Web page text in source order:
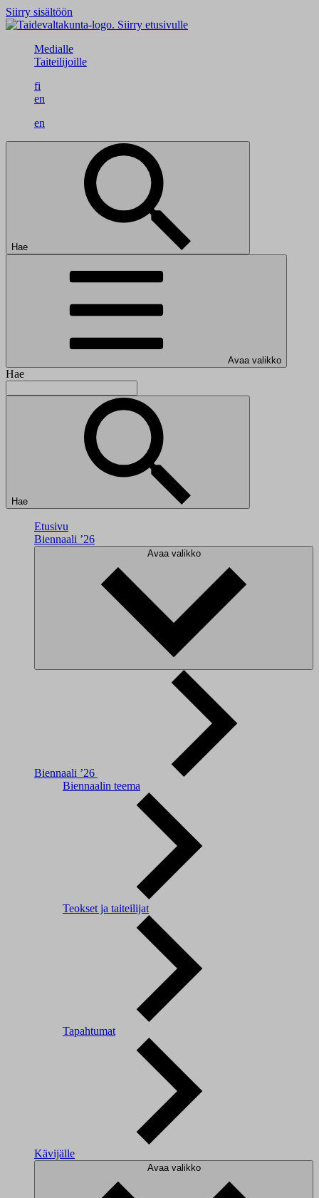
Siirry sisältöön
Siirry etusivulle
Medialle
Taiteilijoille
fi
en
en
Hae
Avaa valikko
Hae
Hae
Etusivu
Biennaali ’26
Avaa valikko
Biennaali ’26
Biennaalin teema
Teokset ja taiteilijat
Tapahtumat
Kävijälle
Avaa valikko